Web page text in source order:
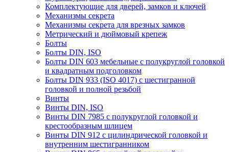
Комплектующие для дверей, замков и ключей
Механизмы секрета
Механизмы секрета для врезных замков
Метрический и дюймовый крепеж
Болты
Болты DIN, ISO
Болты DIN 603 мебельные с полукруглой головкой
и квадратным подголовком
Болты DIN 933 (ISO 4017) с шестигранной
головкой и полной резьбой
Винты
Винты DIN, ISO
Винты DIN 7985 с полукруглой головкой и
крестообразным шлицем
Винты DIN 912 с цилиндрической головкой и
внутренним шестигранником